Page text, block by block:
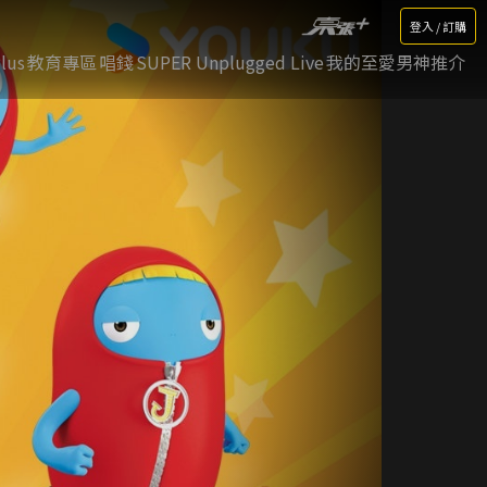
登入 / 訂購
教育專區唱錢SUPER Unplugged Live我的至愛男神推介